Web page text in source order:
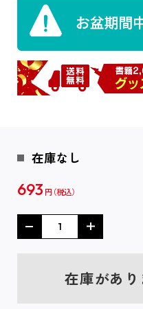
在庫なし
693 円
在庫があ